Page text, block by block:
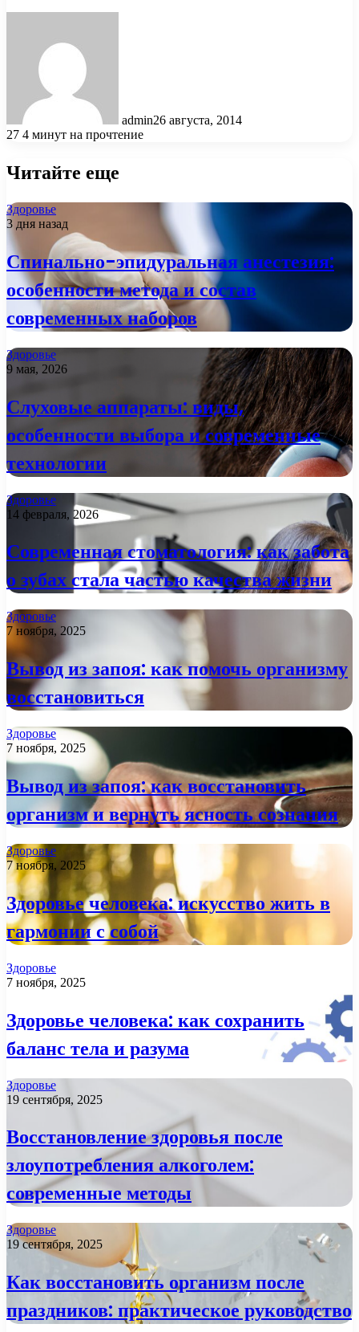
admin26 августа, 2014
27 4 минут на прочтение
Читайте еще
Здоровье
3 дня назад
Спинально-эпидуральная анестезия:
особенности метода и состав
современных наборов
Здоровье
9 мая, 2026
Слуховые аппараты: виды,
особенности выбора и современные
технологии
Здоровье
14 февраля, 2026
Современная стоматология: как забота
о зубах стала частью качества жизни
Здоровье
7 ноября, 2025
Вывод из запоя: как помочь организму
восстановиться
Здоровье
7 ноября, 2025
Вывод из запоя: как восстановить
организм и вернуть ясность сознания
Здоровье
7 ноября, 2025
Здоровье человека: искусство жить в
гармонии с собой
Здоровье
7 ноября, 2025
Здоровье человека: как сохранить
баланс тела и разума
Здоровье
19 сентября, 2025
Восстановление здоровья после
злоупотребления алкоголем:
современные методы
Здоровье
19 сентября, 2025
Как восстановить организм после
праздников: практическое руководство